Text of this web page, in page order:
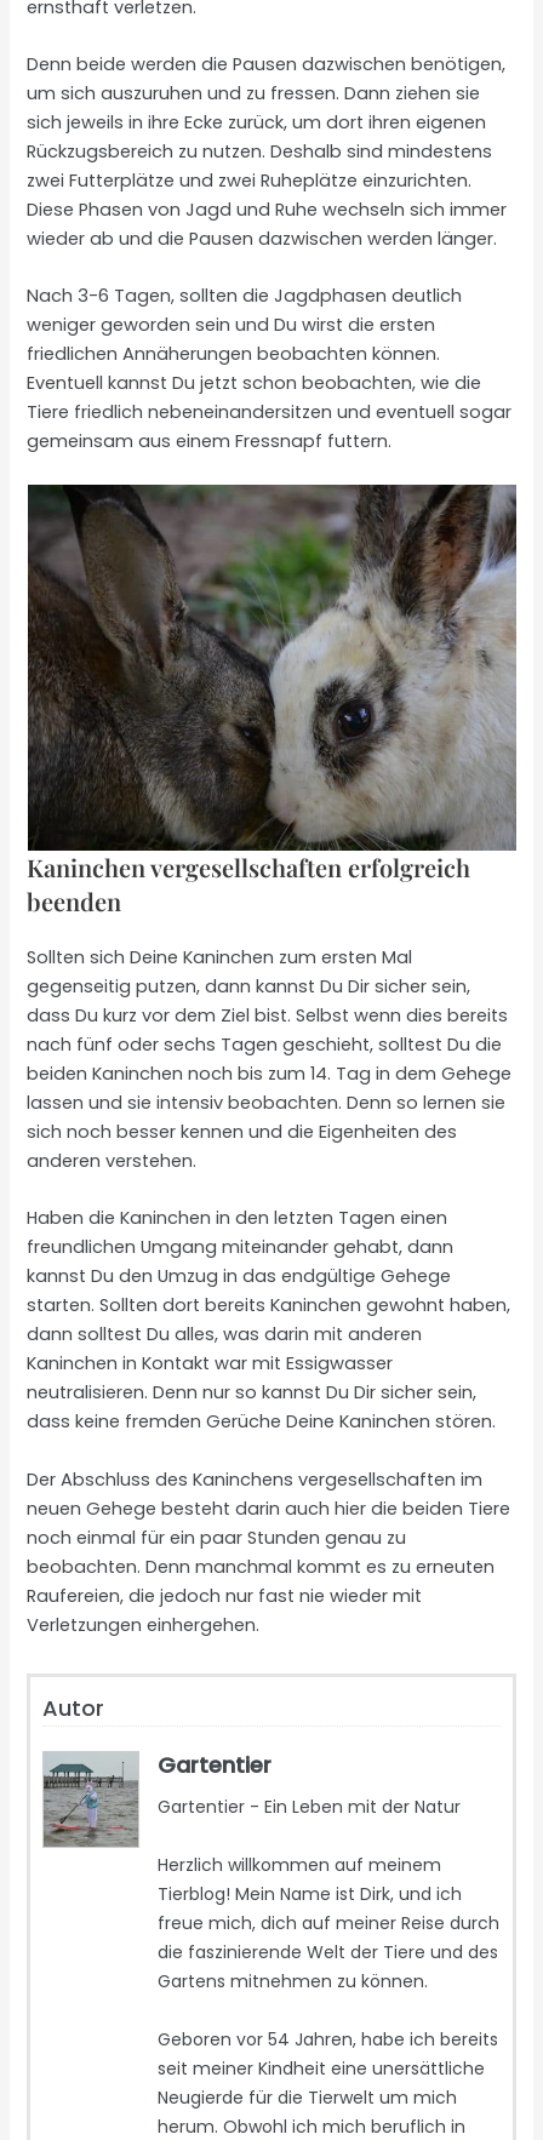
ernsthaft verletzen.
Denn beide werden die Pausen dazwischen benötigen,
um sich auszuruhen und zu fressen. Dann ziehen sie
sich jeweils in ihre Ecke zurück, um dort ihren eigenen
Rückzugsbereich zu nutzen. Deshalb sind mindestens
zwei Futterplätze und zwei Ruheplätze einzurichten.
Diese Phasen von Jagd und Ruhe wechseln sich immer
wieder ab und die Pausen dazwischen werden länger.
Nach 3-6 Tagen, sollten die Jagdphasen deutlich
weniger geworden sein und Du wirst die ersten
friedlichen Annäherungen beobachten können.
Eventuell kannst Du jetzt schon beobachten, wie die
Tiere friedlich nebeneinandersitzen und eventuell sogar
gemeinsam aus einem Fressnapf futtern.
Kaninchen vergesellschaften erfolgreich
beenden
Sollten sich Deine Kaninchen zum ersten Mal
gegenseitig putzen, dann kannst Du Dir sicher sein,
dass Du kurz vor dem Ziel bist. Selbst wenn dies bereits
nach fünf oder sechs Tagen geschieht, solltest Du die
beiden Kaninchen noch bis zum 14. Tag in dem Gehege
lassen und sie intensiv beobachten. Denn so lernen sie
sich noch besser kennen und die Eigenheiten des
anderen verstehen.
Haben die Kaninchen in den letzten Tagen einen
freundlichen Umgang miteinander gehabt, dann
kannst Du den Umzug in das endgültige Gehege
starten. Sollten dort bereits Kaninchen gewohnt haben,
dann solltest Du alles, was darin mit anderen
Kaninchen in Kontakt war mit Essigwasser
neutralisieren. Denn nur so kannst Du Dir sicher sein,
dass keine fremden Gerüche Deine Kaninchen stören.
Der Abschluss des Kaninchens vergesellschaften im
neuen Gehege besteht darin auch hier die beiden Tiere
noch einmal für ein paar Stunden genau zu
beobachten. Denn manchmal kommt es zu erneuten
Raufereien, die jedoch nur fast nie wieder mit
Verletzungen einhergehen.
Autor
Gartentier
Gartentier - Ein Leben mit der Natur
Herzlich willkommen auf meinem
Tierblog! Mein Name ist Dirk, und ich
freue mich, dich auf meiner Reise durch
die faszinierende Welt der Tiere und des
Gartens mitnehmen zu können.
Geboren vor 54 Jahren, habe ich bereits
seit meiner Kindheit eine unersättliche
Neugierde für die Tierwelt um mich
herum. Obwohl ich mich beruflich in